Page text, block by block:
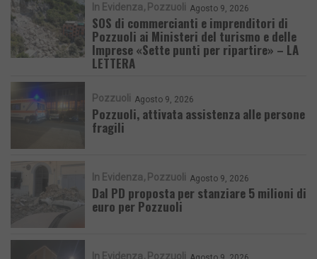
In Evidenza Pozzuoli Agosto 9, 2026
SOS di commercianti e imprenditori di
Pozzuoli ai Ministeri del turismo e delle
Imprese «Sette punti per ripartire» – LA
LETTERA
Pozzuoli Agosto 9, 2026
Pozzuoli, attivata assistenza alle persone
fragili
In Evidenza Pozzuoli Agosto 9, 2026
Dal PD proposta per stanziare 5 milioni di
euro per Pozzuoli
In Evidenza Pozzuoli